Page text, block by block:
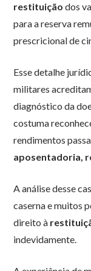
restituição dos
para a reserva
prescricional de
Esse detalhe
militares
diagnóstico da
costuma
rendimentos
aposentadoria,
A análise desse
caserna e muitos
direito à
indevidamente.